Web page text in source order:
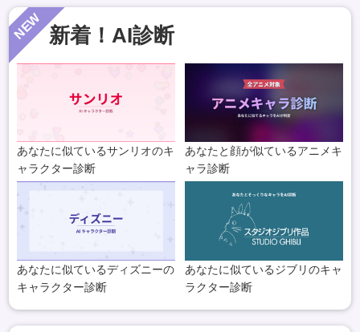
NEW 新着！AI診断
あなたに似ているサンリオのキ
ャラクター診断
あなたと顔が似ているアニメキ
ャラ診断
あなたに似ているディズニーの
キャラクター診断
あなたに似ているジブリのキャ
ラクター診断